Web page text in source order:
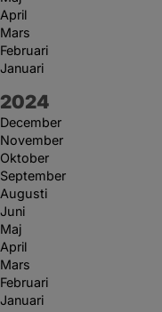
April
Mars
Februari
Januari
År:
2024
December
November
Oktober
September
Augusti
Juni
Maj
April
Mars
Februari
Januari